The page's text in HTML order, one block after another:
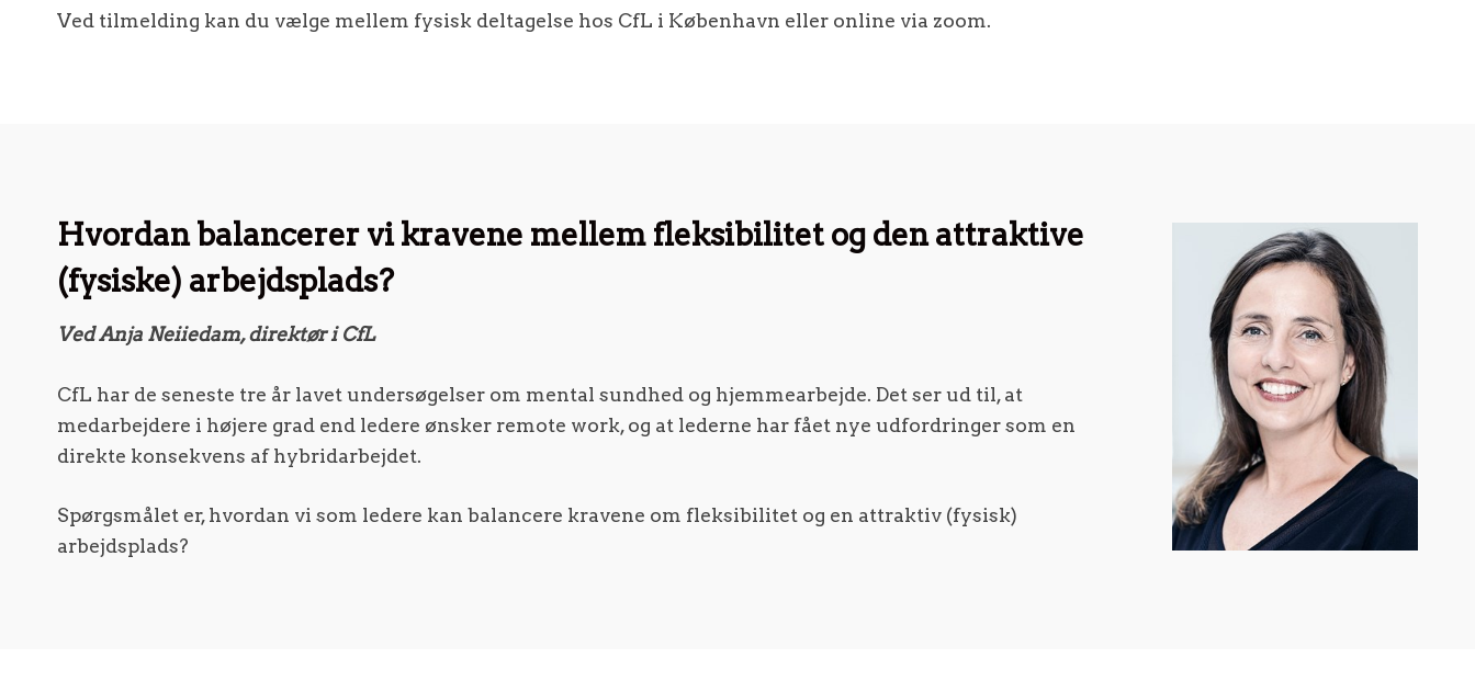
Ved tilmelding kan du vælge mellem fysisk deltagelse hos CfL i København eller online via zoom.
Hvordan balancerer vi kravene mellem fleksibilitet og den attraktive
(fysiske) arbejdsplads?
Ved Anja Neiiedam, direktør i CfL
CfL har de seneste tre år lavet undersøgelser om mental sundhed og hjemmearbejde. Det ser ud til, at
medarbejdere i højere grad end ledere ønsker remote work, og at lederne har fået nye udfordringer som en
direkte konsekvens af hybridarbejdet.
Spørgsmålet er, hvordan vi som ledere kan balancere kravene om fleksibilitet og en attraktiv (fysisk)
arbejdsplads?